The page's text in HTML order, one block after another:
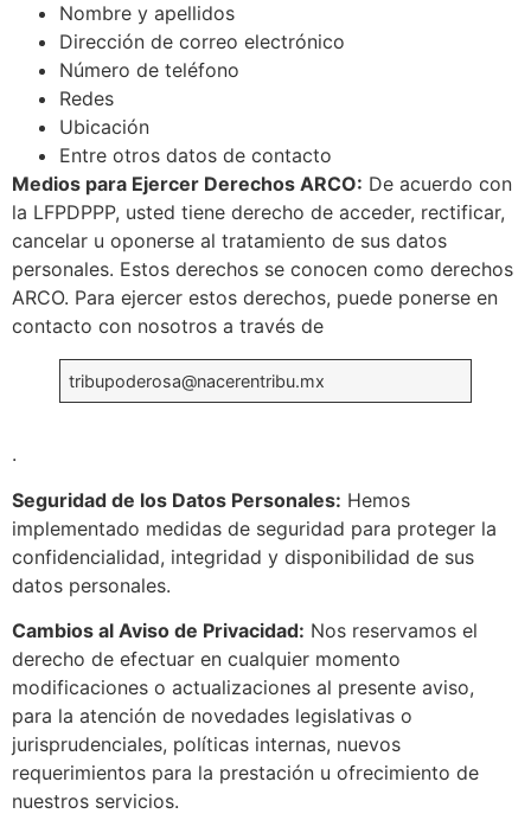
Nombre y apellidos
Dirección de correo electrónico
Número de teléfono
Redes
Ubicación
Entre otros datos de contacto
Medios para Ejercer Derechos ARCO: De acuerdo con
la LFPDPPP, usted tiene derecho de acceder, rectificar,
cancelar u oponerse al tratamiento de sus datos
personales. Estos derechos se conocen como derechos
ARCO. Para ejercer estos derechos, puede ponerse en
contacto con nosotros a través de
tribupoderosa@nacerentribu.mx
.
Seguridad de los Datos Personales: Hemos
implementado medidas de seguridad para proteger la
confidencialidad, integridad y disponibilidad de sus
datos personales.
Cambios al Aviso de Privacidad: Nos reservamos el
derecho de efectuar en cualquier momento
modificaciones o actualizaciones al presente aviso,
para la atención de novedades legislativas o
jurisprudenciales, políticas internas, nuevos
requerimientos para la prestación u ofrecimiento de
nuestros servicios.